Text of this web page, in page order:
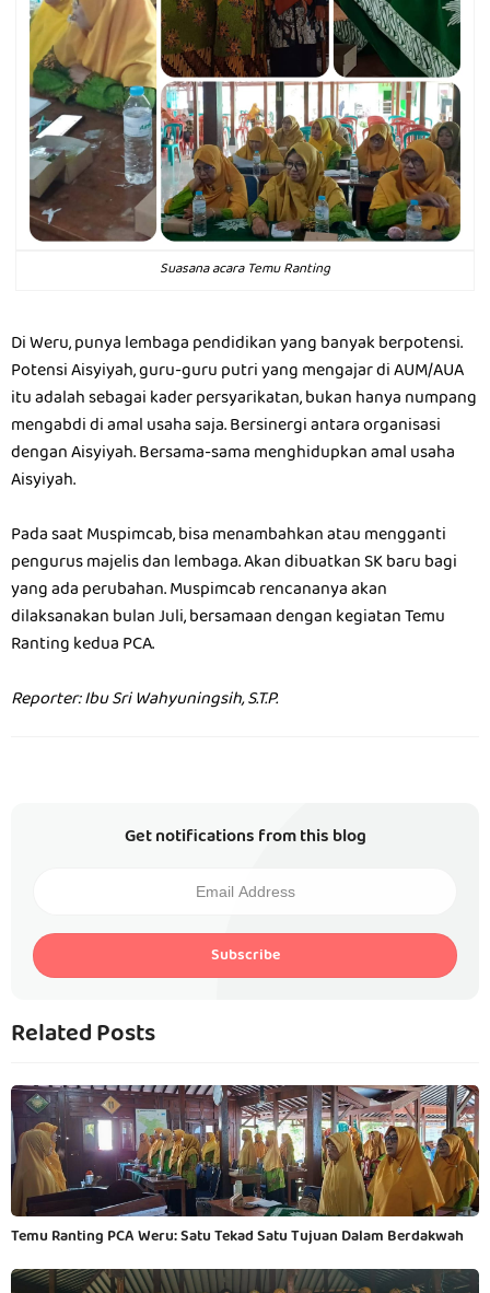
Suasana acara Temu Ranting
Di Weru, punya lembaga pendidikan yang banyak berpotensi.
Potensi Aisyiyah, guru-guru putri yang mengajar di AUM/AUA
itu adalah sebagai kader persyarikatan, bukan hanya numpang
mengabdi di amal usaha saja. Bersinergi antara organisasi
dengan Aisyiyah. Bersama-sama menghidupkan amal usaha
Aisyiyah.
Pada saat Muspimcab, bisa menambahkan atau mengganti
pengurus majelis dan lembaga. Akan dibuatkan SK baru bagi
yang ada perubahan. Muspimcab rencananya akan
dilaksanakan bulan Juli, bersamaan dengan kegiatan Temu
Ranting kedua PCA.
Reporter: Ibu Sri Wahyuningsih, S.T.P.
Get notifications from this blog
Subscribe
Related Posts
Temu Ranting PCA Weru: Satu Tekad Satu Tujuan Dalam Berdakwah